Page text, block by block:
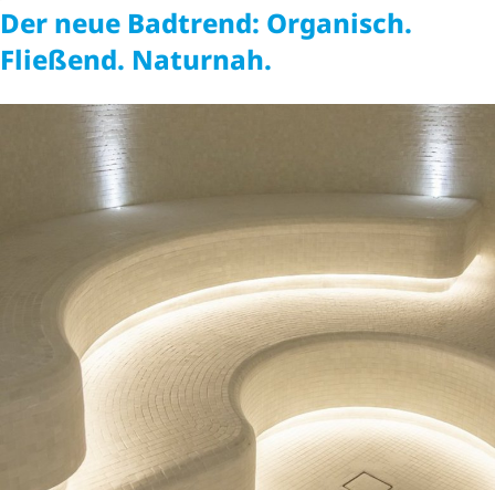
Der neue Badtrend: Organisch.
Fließend. Naturnah.